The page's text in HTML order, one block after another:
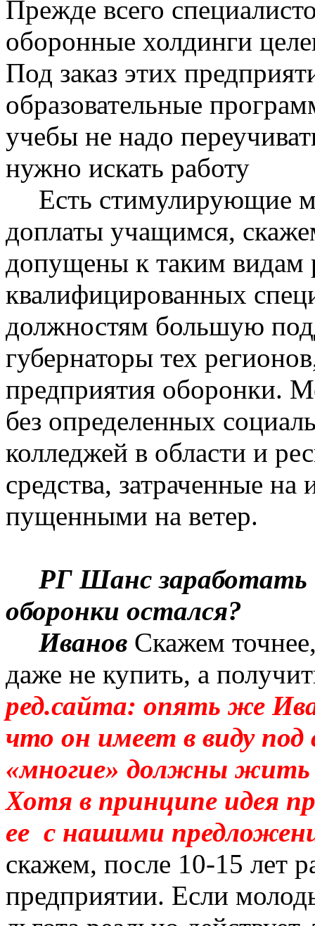
Прежде всего
оборонные холдинги
Под заказ этих
образовательные
учебы не надо
нужно искать работу
Есть стимулирующие
доплаты учащимся,
допущены к таким видам
квалифицированных
должностям большую
губернаторы тех
предприятия оборонки.
без определенных
колледжей в области и
средства, затраченные
пущенными на ветер.
РГ Шанс заработать
оборонки остался?
Иванов Скажем
даже не купить, а
ред.сайта: опять же
что он имеет в виду под
«многие» должны жить
Хотя в принципе идея
ее с нашими
скажем, после 10-15 лет
предприятии. Если